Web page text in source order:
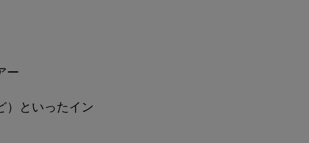
ー
）といったイン